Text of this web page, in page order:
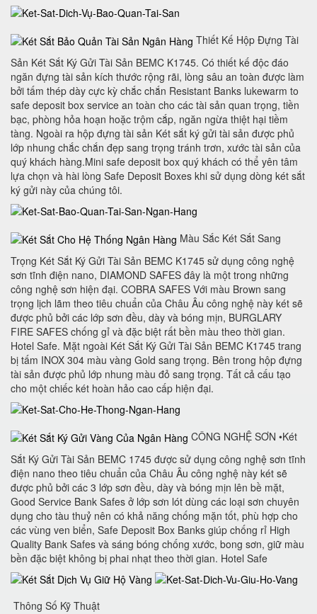
Thiết Kế Hộp Đựng Tài
Sản Két Sắt Ký Gửi Tài Sản BEMC K1745. Có thiết kế độc đáo
ngăn đựng tài sản kích thước rộng rãi, lòng sâu an toàn được làm
bởi tấm thép dày cực kỳ chắc chắn Resistant Banks lukewarm to
safe deposit box service an toàn cho các tài sản quan trọng, tiền
bạc, phòng hỏa hoạn hoặc trộm cắp, ngăn ngừa thiệt hại tiềm
tàng. Ngoài ra hộp đựng tài sản Két sắt ký gửi tài sản được phủ
lớp nhung chắc chắn đẹp sang trọng tránh trơn, xước tài sản của
quý khách hàng.Mini safe deposit box quý khách có thể yên tâm
lựa chọn và hài lòng Safe Deposit Boxes khi sử dụng dòng két sắt
ký gửi này của chúng tôi.
Màu Sắc Két Sắt Sang
Trọng Két Sắt Ký Gửi Tài Sản BEMC K1745 sử dụng công nghệ
sơn tĩnh điện nano, DIAMOND SAFES đây là một trong những
công nghệ sơn hiện đại. COBRA SAFES Với màu Brown sang
trọng lịch lãm theo tiêu chuẩn của Châu Âu công nghệ này két sẽ
được phủ bởi các lớp sơn đều, dày và bóng mịn, BURGLARY
FIRE SAFES chống gỉ và đặc biệt rất bền màu theo thời gian.
Hotel Safe. Mặt ngoài Két Sắt Ký Gửi Tài Sản BEMC K1745 trang
bị tấm INOX 304 màu vàng Gold sang trọng. Bên trong hộp đựng
tài sản được phủ lớp nhung màu đỏ sang trọng. Tất cả cấu tạo
cho một chiếc két hoàn hảo cao cấp hiện đại.
CÔNG NGHỆ SƠN •Két
Sắt Ký Gửi Tài Sản BEMC 1745 được sử dụng công nghệ sơn tĩnh
điện nano theo tiêu chuẩn của Châu Âu công nghệ này két sẽ
được phủ bởi các 3 lớp sơn đều, dày và bóng mịn lên bề mặt,
Good Service Bank Safes ở lớp sơn lót dùng các loại sơn chuyên
dụng cho tàu thuỷ nên có khả năng chống mặn tốt, phù hợp cho
các vùng ven biển, Safe Deposit Box Banks‎ giúp chống rỉ High
Quality Bank Safes và sáng bóng chống xước, bong sơn, giữ màu
bền đặc biệt không bị phai nhạt theo thời gian. Hotel Safe
Thông Số Kỹ Thuật